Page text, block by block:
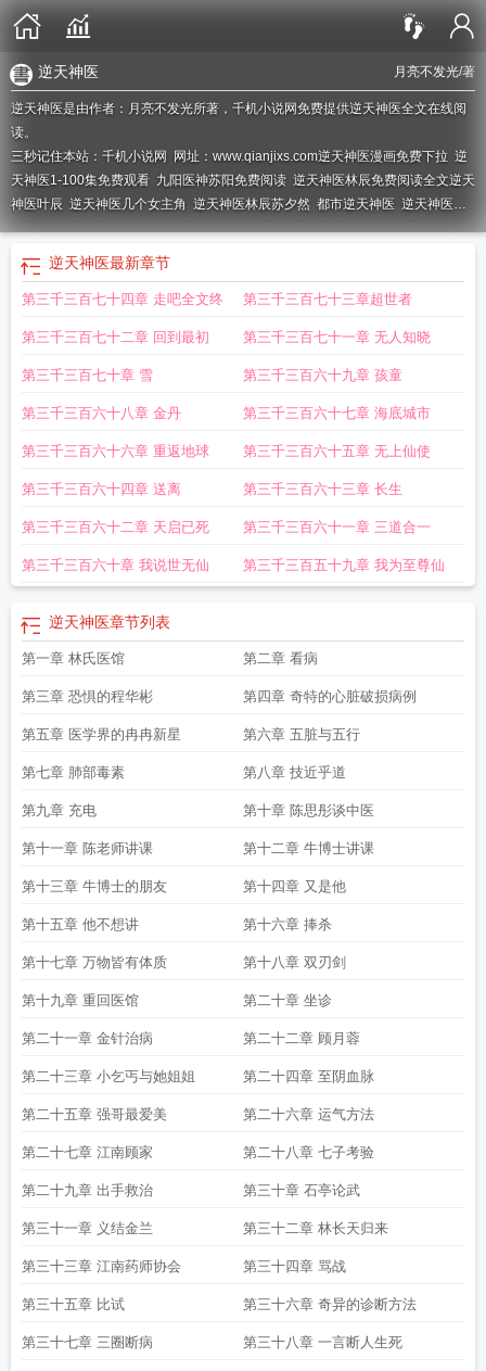
月亮不发光/著
逆天神医
逆天神医是由作者：月亮不发光所著，千机小说网免费提供逆天神医全文在线阅
读。
三秒记住本站：千机小说网 网址：www.qianjixs.com逆天神医漫画免费下拉 逆
天神医1-100集免费观看 九阳医神苏阳免费阅读 逆天神医林辰免费阅读全文逆天
神医叶辰 逆天神医几个女主角 逆天神医林辰苏夕然 都市逆天神医 逆天神医全
文阅读逆天神医作者逆天神医魔妃 摇光为星逆天神医漫画逆天神医之纨绔九
小姐免费阅读
逆天神医动漫在线观看免费全集
医 逆天神医慕容静儿修为
妃鬼王缠上瘾免费阅读全文逆天神医狂妃逆天神医之纨绔九小姐全文免费阅
神医免费阅读 冥帝绝宠逆天神医毒妃 逆天神医妃鬼王缠上身免费阅读逆天神医
妃楚九歌鬼王逆天神医郑岩 逆天神医妃鬼王逆天神医陈平逆天神医妃免费完
逆天神医逆天神医林辰最新章节 逆天神医五小姐司马幽月逆天神医在都市
天神医毒妃免费阅读 逆天神医宠妃东篱逆天神医全文免费阅读全文 逆天神医林
雪免费阅读无弹窗逆天神医钱三多 逆天神医6逆天神妻的最新章节
天神医完整版 逆天神医妃王爷我不嫁 逆天神医第二部唤春归
逆天神医林辰免费
阅读全文 m.l逆天神医妃柒月甜逆天神医短剧逆天神医漫画在线观看逆天神医
百度百科逆天神医之纨绔九小姐顾九离逆天神医女主角有几个逆天神医之绝世
费阅读 逆天神医妃短剧 逆天神医电视剧免费播放全集
费逆天神医之纨绔九小姐墨潇潇 逆天神医林辰苏夕然免费阅读落尘网
费阅读逆天神医月亮不发光 逆天神医毒妃冥帝绝宠 逆天神医魔妃全文免费阅
读逆天神医完整版全集免费阅读 逆天神医在线阅读逆天神医毕云涛
天神医妃 笔趣阁逆天神医毒妃 逆天神医毕云涛林雪免费阅读
最新章节
逆天神医妃 柒月甜 逆天神医 格格党 逆天神医李勇逆天神医之纨绔九
表介绍逆天神医短剧免费观看 逆天神医漫画免费 逆天神医妃短剧免费观看
逆天神医最新章节
第三千三百七十四章 走吧全文终 第三千三百七十三章超世者
第三千三百七十二章 回到最初 第三千三百七十一章 无人知晓
第三千三百七十章 雪 第三千三百六十九章 孩童
第三千三百六十八章 金丹 第三千三百六十七章 海底城市
第三千三百六十六章 重返地球 第三千三百六十五章 无上仙使
第三千三百六十四章 送离 第三千三百六十三章 长生
第三千三百六十二章 天启已死 第三千三百六十一章 三道合一
第三千三百六十章 我说世无仙 第三千三百五十九章 我为至尊仙
逆天神医章节列表
第一章 林氏医馆 第二章 看病
第三章 恐惧的程华彬 第四章 奇特的心脏破损病例
第五章 医学界的冉冉新星 第六章 五脏与五行
第七章 肺部毒素 第八章 技近乎道
第九章 充电 第十章 陈思彤谈中医
第十一章 陈老师讲课 第十二章 牛博士讲课
第十三章 牛博士的朋友 第十四章 又是他
第十五章 他不想讲 第十六章 捧杀
第十七章 万物皆有体质 第十八章 双刃剑
第十九章 重回医馆 第二十章 坐诊
第二十一章 金针治病 第二十二章 顾月蓉
第二十三章 小乞丐与她姐姐 第二十四章 至阴血脉
第二十五章 强哥最爱美 第二十六章 运气方法
第二十七章 江南顾家 第二十八章 七子考验
第二十九章 出手救治 第三十章 石亭论武
第三十一章 义结金兰 第三十二章 林长天归来
第三十三章 江南药师协会 第三十四章 骂战
第三十五章 比试 第三十六章 奇异的诊断方法
第三十七章 三圈断病 第三十八章 一言断人生死